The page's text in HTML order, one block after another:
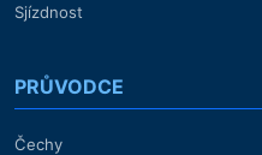
Sjízdnost
PRŮVODCE
Čechy